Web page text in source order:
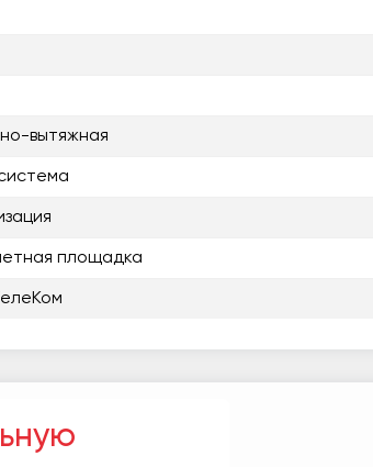
вытяжная
площадка